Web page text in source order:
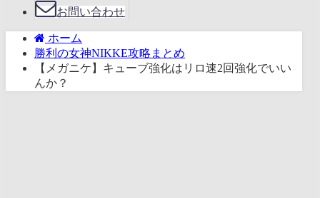
お問い合わせ
ホーム
勝利の女神NIKKE攻略まとめ
【メガニケ】キューブ強化はリロ速2回強化でいい
んか？